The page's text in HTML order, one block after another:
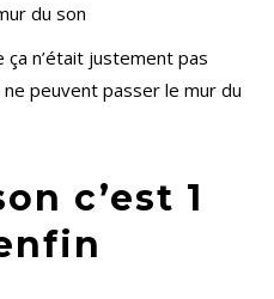
du son
n’était justement pas
peuvent passer le mur du
c’est 1